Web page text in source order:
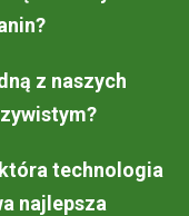
z naszych
technologia
najlepsza